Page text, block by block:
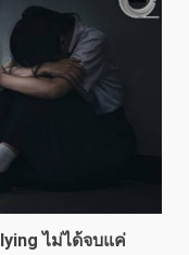
ไม่ได้จบแค่